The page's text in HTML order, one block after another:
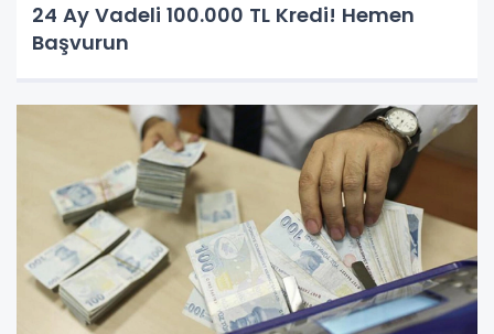
24 Ay Vadeli 100.000 TL Kredi! Hemen
Başvurun